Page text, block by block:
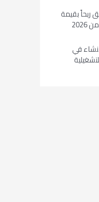
ربحاً بقيمة
في